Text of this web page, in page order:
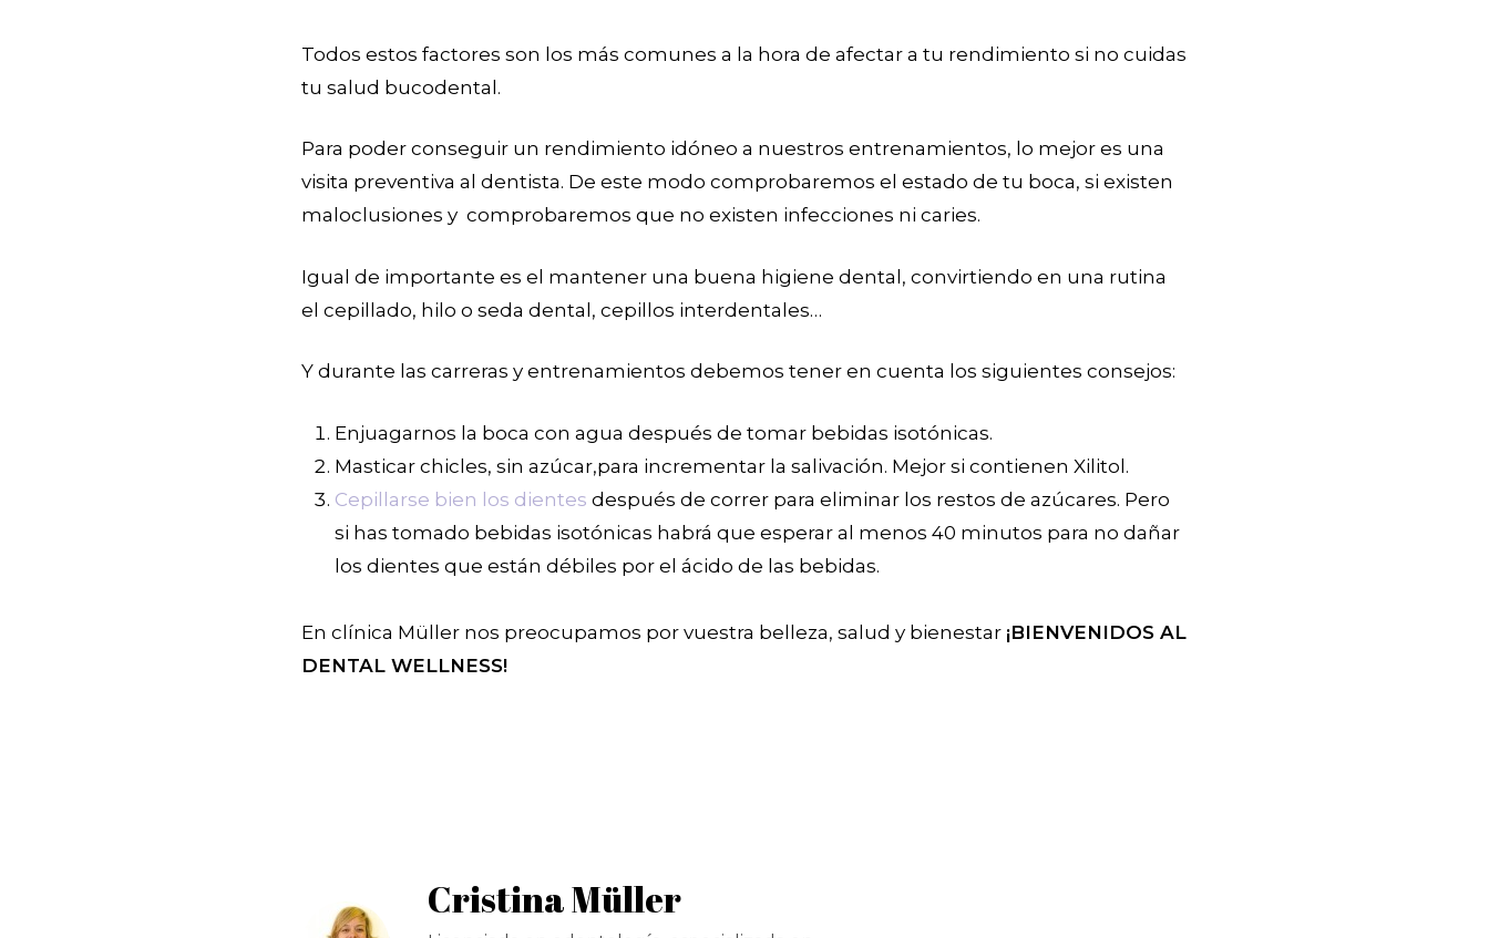
Todos estos factores son los más comunes a la hora de afectar a tu rendimiento si no cuidas
tu salud bucodental.
Para poder conseguir un rendimiento idóneo a nuestros entrenamientos, lo mejor es una
visita preventiva al dentista. De este modo comprobaremos el estado de tu boca, si existen
maloclusiones y comprobaremos que no existen infecciones ni caries.
Igual de importante es el mantener una buena higiene dental, convirtiendo en una rutina
el cepillado, hilo o seda dental, cepillos interdentales…
Y durante las carreras y entrenamientos debemos tener en cuenta los siguientes consejos:
Enjuagarnos la boca con agua después de tomar bebidas isotónicas.
Masticar chicles, sin azúcar,para incrementar la salivación. Mejor si contienen Xilitol.
Cepillarse bien los dientes después de correr para eliminar los restos de azúcares. Pero
si has tomado bebidas isotónicas habrá que esperar al menos 40 minutos para no dañar
los dientes que están débiles por el ácido de las bebidas.
En clínica Müller nos preocupamos por vuestra belleza, salud y bienestar ¡BIENVENIDOS AL
DENTAL WELLNESS!
Cristina Müller